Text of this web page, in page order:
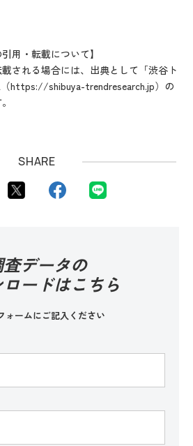
用・転載について】
される場合には、出典として「渋谷ト
https://shibuya-trendresearch.jp）の
SHARE
査データの
ードはこちら
ォームにご記入ください